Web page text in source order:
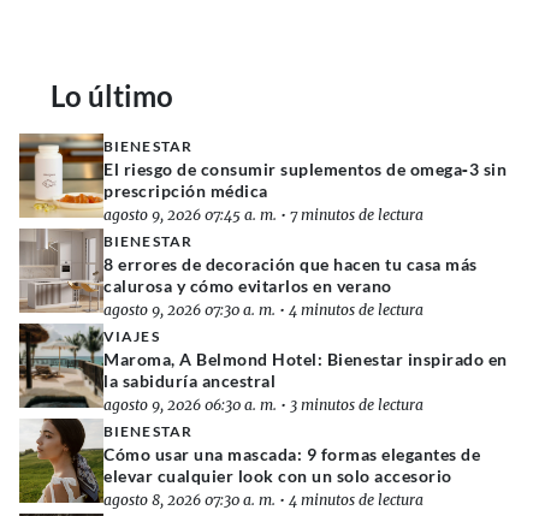
Lo último
BIENESTAR
El riesgo de consumir suplementos de omega‑3 sin
prescripción médica
agosto 9, 2026 07:45 a. m. • 7 minutos de lectura
BIENESTAR
8 errores de decoración que hacen tu casa más
calurosa y cómo evitarlos en verano
agosto 9, 2026 07:30 a. m. • 4 minutos de lectura
VIAJES
Maroma, A Belmond Hotel: Bienestar inspirado en
la sabiduría ancestral
agosto 9, 2026 06:30 a. m. • 3 minutos de lectura
BIENESTAR
Cómo usar una mascada: 9 formas elegantes de
elevar cualquier look con un solo accesorio
agosto 8, 2026 07:30 a. m. • 4 minutos de lectura